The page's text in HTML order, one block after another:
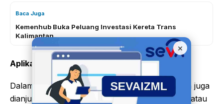
Baca Juga
Kemenhub Buka Peluang Investasi Kereta Trans
Kalimantan
Aplikasi WANDA Tambah Nilai Layanan
Dalam informasi tambahan program, konsumen juga
dianjurkan mengunduh aplikasi Wahana Honda atau
×